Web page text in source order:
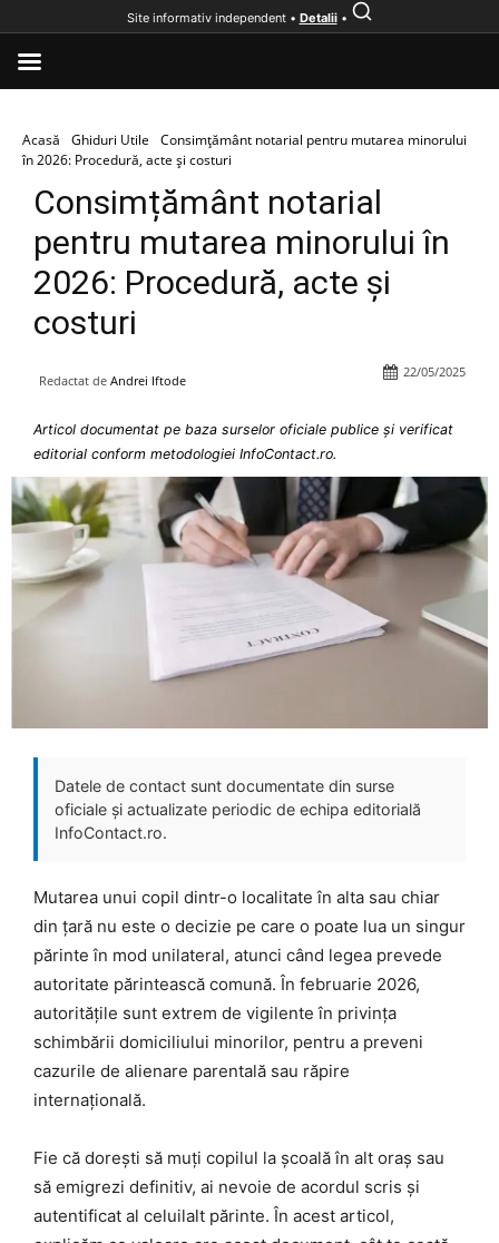
Acasă Ghiduri Utile
Consimțământ notarial pentru mutarea minorului
în 2026: Procedură, acte și costuri
Consimțământ notarial
pentru mutarea minorului în
2026: Procedură, acte și
costuri
Redactat de Andrei Iftode
22/05/2025
Articol documentat pe baza surselor oficiale publice și verificat
editorial conform metodologiei InfoContact.ro.
Datele de contact sunt documentate din surse
oficiale și actualizate periodic de echipa editorială
InfoContact.ro.
Mutarea unui copil dintr-o localitate în alta sau chiar
din țară nu este o decizie pe care o poate lua un singur
părinte în mod unilateral, atunci când legea prevede
autoritate părintească comună. În februarie 2026,
autoritățile sunt extrem de vigilente în privința
schimbării domiciliului minorilor, pentru a preveni
cazurile de alienare parentală sau răpire
internațională.
Fie că dorești să muți copilul la școală în alt oraș sau
să emigrezi definitiv, ai nevoie de acordul scris și
autentificat al celuilalt părinte. În acest articol,
Site informativ independent • Detalii•